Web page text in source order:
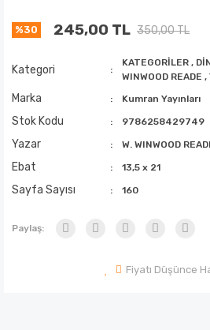
%30 245,00 TL 350,00 TL
Kategori
KATEGORİLER ,
WINWOOD READE ,
Marka Kumran Yayınları
Stok Kodu 9786258429749
Yazar W. WINWOOD
Ebat 13,5 x 21
Sayfa Sayısı 160
Paylaş:
Fiyatı Düşünce